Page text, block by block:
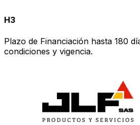
H3
Plazo de Financiación hasta 180
condiciones y vigencia.